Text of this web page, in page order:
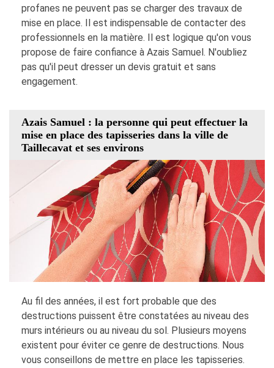
profanes ne peuvent pas se charger des travaux de
mise en place. Il est indispensable de contacter des
professionnels en la matière. Il est logique qu'on vous
propose de faire confiance à Azais Samuel. N'oubliez
pas qu'il peut dresser un devis gratuit et sans
engagement.
Azais Samuel : la personne qui peut effectuer la
mise en place des tapisseries dans la ville de
Taillecavat et ses environs
Au fil des années, il est fort probable que des
destructions puissent être constatées au niveau des
murs intérieurs ou au niveau du sol. Plusieurs moyens
existent pour éviter ce genre de destructions. Nous
vous conseillons de mettre en place les tapisseries.